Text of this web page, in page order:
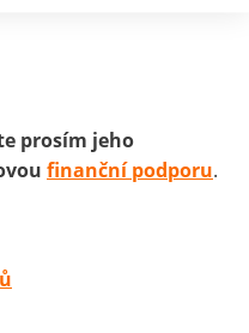
prosím jeho
finanční podporu.